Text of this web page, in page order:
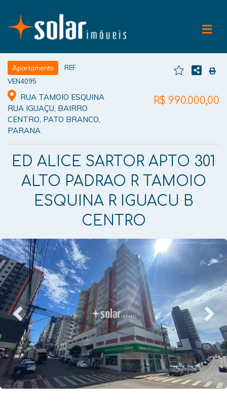
Apartamento
REF
VEN4095
RUA TAMOIO ESQUINA
RUA IGUAÇU, BAIRRO
CENTRO, PATO BRANCO,
PARANA
R$ 990.000,00
ED ALICE SARTOR APTO 301
ALTO PADRAO R TAMOIO
ESQUINA R IGUACU B
CENTRO